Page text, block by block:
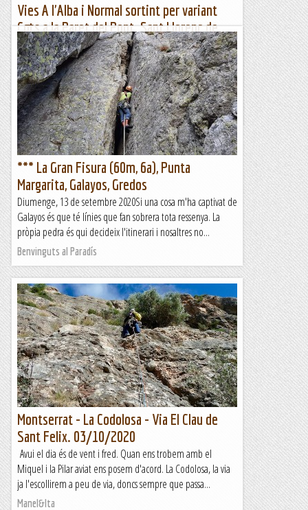
Vies A l'Alba i Normal sortint per variant
Cots a la Paret del Pont. Sant Llorenç de
Montgai. 10-10-2020.
Sant Llorenç de Montgai amb el contrast de l'aigua i les
parets, enamora. Sant Llorenç de Montgai esn
queda lluny als del...
Jaumegrimp 2
*** La Gran Fisura (60m, 6a), Punta
Margarita, Galayos, Gredos
Diumenge, 13 de setembre 2020Si una cosa m'ha captivat de
Galayos és que té línies que fan sobrera tota ressenya. La
pròpia pedra és qui decideix l'itinerari i nosaltres no...
Benvinguts al Paradís
Montserrat - La Codolosa - Via El Clau de
Sant Felix. 03/10/2020
Avui el dia és de vent i fred. Quan ens trobem amb el
Miquel i la Pilar aviat ens posem d'acord. La Codolosa, la via
ja l'escollirem a peu de via, doncs sempre que passa...
Manel&Ita